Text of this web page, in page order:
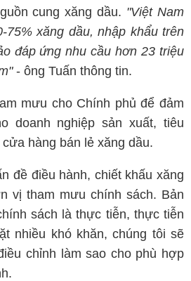
cung xăng dầu. "Việt Nam
75% xăng dầu, nhập khẩu trên
đáp ứng nhu cầu hơn 23 triệu
- ông Tuấn thông tin.
mưu cho Chính phủ để đảm
doanh nghiệp sản xuất, tiêu
hàng bán lẻ xăng dầu.
đề điều hành, chiết khấu xăng
vị tham mưu chính sách. Bản
sách là thực tiễn, thực tiễn
nhiều khó khăn, chúng tôi sẽ
chỉnh làm sao cho phù hợp